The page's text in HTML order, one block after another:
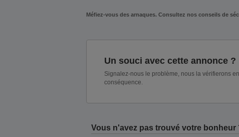
Méfiez-vous des arnaques. Consultez nos conseils de
Un souci avec cette annonce ?
Signalez-nous le problème, nous la vérifierons en
conséquence.
Vous n'avez pas trouvé votre bonheur